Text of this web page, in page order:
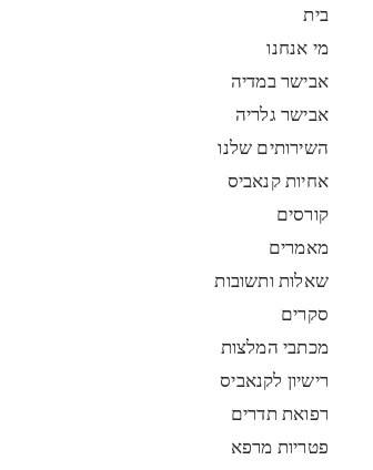
בית
מי אנחנו
אבישר במדיה
אבישר גלריה
השירותים שלנו
אחיות קנאביס
קורסים
מאמרים
שאלות ותשובות
סקרים
מכתבי המלצות
רישיון לקנאביס
רפואת תדרים
פטריות מרפא